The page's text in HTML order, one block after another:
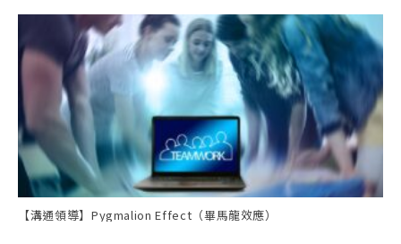
【溝通領導】Pygmalion Effect（畢馬龍效應）